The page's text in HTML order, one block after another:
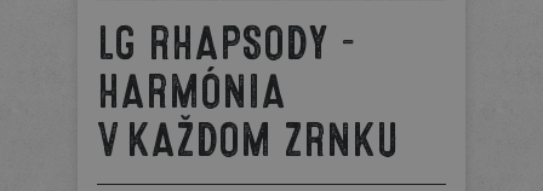
LG RHAPSODY –
HARMÓNIA
V KAŽDOM ZRNKU